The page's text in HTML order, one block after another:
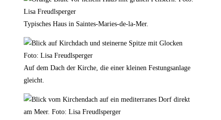
Typisches Haus in Saintes-Maries-de-la-Mer.
Auf dem Dach der Kirche, die einer kleinen Festungsanlage
gleicht.